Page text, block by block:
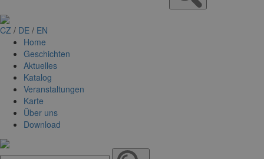
CZ / DE / EN
Home
Geschichten
Aktuelles
Katalog
Veranstaltungen
Karte
Über uns
Download